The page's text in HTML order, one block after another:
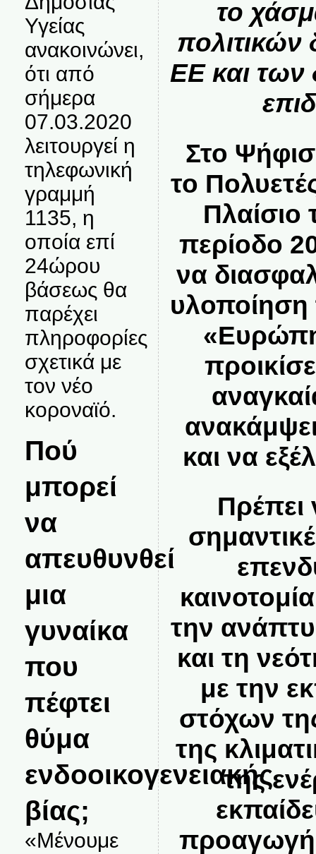
Υγείας
ανακοινώνει,
ότι από
σήμερα
07.03.2020
λειτουργεί η
τηλεφωνική
γραμμή
1135, η
οποία επί
24ώρου
βάσεως θα
παρέχει
πληροφορίες
σχετικά με
τον νέο
κοροναϊό.
Πού
μπορεί
να
απευθυνθεί
μια
γυναίκα
που
πέφτει
θύμα
ενδοοικογενειακής
βίας;
«Μένουμε
το
ΕΕ και των
Στο
το
Πλαίσιο
περίοδο
να
υλοποίηση
και να
την
και τη
με την
στόχων
της
της
προαγωγή